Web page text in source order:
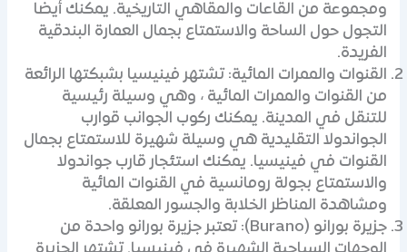
ومجموعة من القاعات والمقاهي التاريخية. يمكنك أيضا
التجول حول الساحة والاستمتاع بجمال العمارة البندقية
الفريدة.
القنوات والممرات المائية: تشتهر فينيسيا بشبكتها الرائعة
من القنوات والممرات المائية ، وهي وسيلة رئيسية
للتنقل في المدينة. يمكنك ركوب الجوانب قوارب
الجواندولا التقليدية هي وسيلة شهيرة للاستمتاع بجمال
القنوات في فينيسيا. يمكنك استئجار قارب جواندولا
والاستمتاع بجولة رومانسية في القنوات المائية
ومشاهدة المناظر الخلابة والجسور المعلقة.
جزيرة بورانو (Burano): تعتبر جزيرة بورانو واحدة من